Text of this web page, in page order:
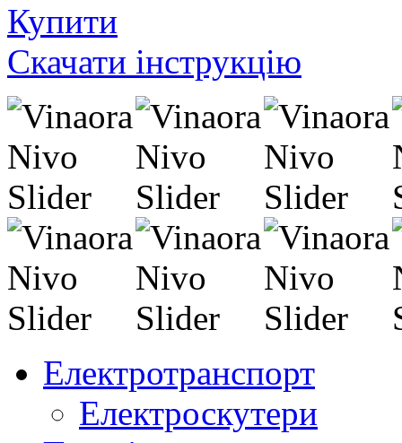
Купити
Скачати інструкцію
Електротранспорт
Електроскутери